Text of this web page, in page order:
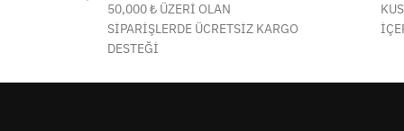
50,000 ₺ ÜZERİ OLAN
SİPARİŞLERDE ÜCRETSİZ KARGO
DESTEĞİ